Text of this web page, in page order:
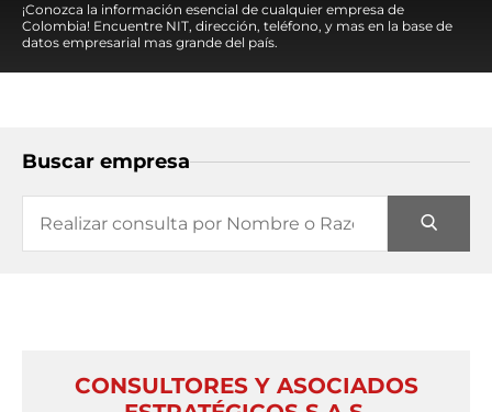
¡Conozca la información esencial de cualquier empresa de
Colombia! Encuentre NIT, dirección, teléfono, y mas en la base de
datos empresarial mas grande del país.
Buscar empresa
CONSULTORES Y ASOCIADOS